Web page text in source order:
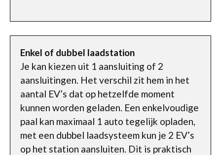
Enkel of dubbel laadstation
Je kan kiezen uit 1 aansluiting of 2
aansluitingen. Het verschil zit hem in het
aantal EV’s dat op hetzelfde moment
kunnen worden geladen. Een enkelvoudige
paal kan maximaal 1 auto tegelijk opladen,
met een dubbel laadsysteem kun je 2 EV’s
op het station aansluiten. Dit is praktisch